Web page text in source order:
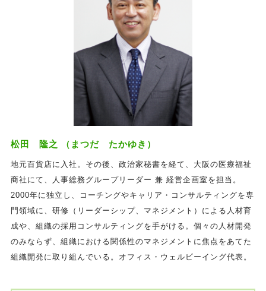
松田 隆之 （まつだ たかゆき）
地元百貨店に入社。その後、政治家秘書を経て、大阪の医療福祉
商社にて、人事総務グループリーダー 兼 経営企画室を担当。
2000年に独立し、コーチングやキャリア・コンサルティングを専
門領域に、研修（リーダーシップ、マネジメント）による人材育
成や、組織の採用コンサルティングを手がける。個々の人材開発
のみならず、組織における関係性のマネジメントに焦点をあてた
組織開発に取り組んでいる。オフィス・ウェルビーイング代表。